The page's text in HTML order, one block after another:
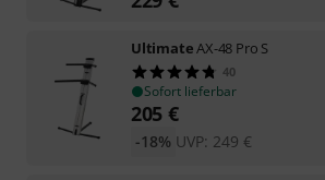
UltimateAX-48 Pro S
40
Sofort lieferbar
205 €
UVP: 249 €
-18%